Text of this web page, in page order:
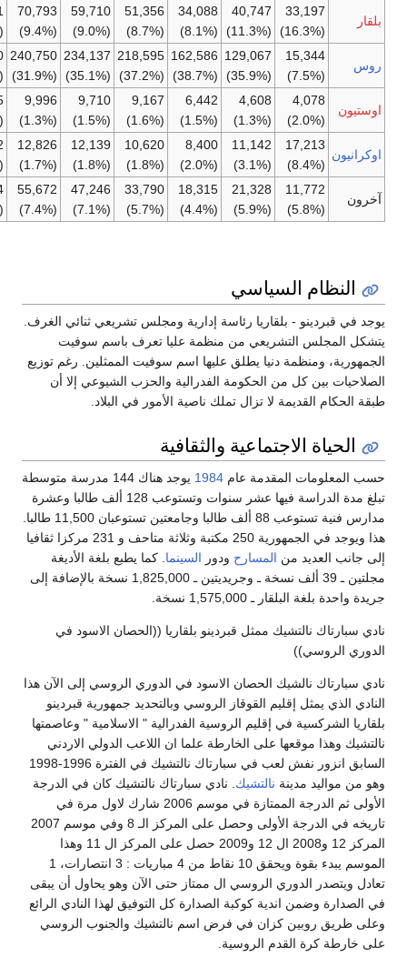
(16.3%)
40,747
(11.3%)
34,088
(8.1%)
51,356
(8.7%)
59,710
(9.0%)
70,793
(9.4%)
104,951
(11.6%)
(7.5%)
129,067
(35.9%)
162,586
(38.7%)
218,595
(37.2%)
234,137
(35.1%)
240,750
(31.9%)
226,620
(25.1%)
(2.0%)
4,608
(1.3%)
6,442
(1.5%)
9,167
(1.6%)
9,710
(1.5%)
9,996
(1.3%)
9,845
(1.1%)
(8.4%)
11,142
(3.1%)
8,400
(2.0%)
10,620
(1.8%)
12,139
(1.8%)
12,826
(1.7%)
7,592
(0.8%)
(5.8%)
21,328
(5.9%)
18,315
(4.4%)
33,790
(5.7%)
47,246
(7.1%)
55,672
(7.4%)
53,784
(6.0%)
النظام السياسي
قبردينو - بلقاريا رئاسة إدارية ومجلس تشريعي ثنائي الغرف.
المجلس التشريعي من منظمة عليا تعرف باسم سوفيت
ومنظمة دنيا يطلق عليها اسم سوفيت الممثلين. رغم توزيع
بين كل من الحكومة الفدرالية والحزب الشيوعي إلا أن
القديمة لا تزال تملك ناصية الأمور في البلاد.
الحياة الاجتماعية والثقافية
المقدمة عام1984
يوجد هناك 144 مدرسة متوسطة
تبلغ مدة الدراسة فيها عشر سنوات وتستوعب 128 ألف طالبا وعشرة
مدارس فنية تستوعب 88 ألف طالبا وجامعتين تستوعبان 11,500 طالبا.
هذا ويوجد في الجمهورية 250 مكتبة وثلاثة متاحف و 231 مركزا ثقافيا
العديد منالمسارح ودورالسينما. كما يطبع بلغة الأديغة
مجلتين ـ 39 ألف نسخة ـ وجريديتين ـ 1,825,000 نسخة بالإضافة إلى
بلغة البلقار ـ 1,575,000 نسخة.
نالتشيك ممثل قبردينو بلقاريا ((الحصان الاسود في
الروسي))
نالشيك الحصان الاسود في الدوري الروسي إلى الآن هذا
الذي يمثل إقليم القوقاز الروسي وبالتحديد جمهورية قبردينو
الشركسية في إقليم الروسية الفدرالية " الاسلامية " وعاصمتها
وهذا موقعها على الخارطة علما ان اللاعب الدولي الاردني
السابق انزور نفش لعب في سبارتاك نالتشيك في الفترة 1996-1998
مواليد مدينةنالتشيك. نادي سبارتاك نالتشيك كان في الدرجة
الأولى ثم الدرجة الممتازة في موسم 2006 شارك لاول مرة في
تاريخه في الدرجة الأولى وحصل على المركز الـ 8 وفي موسم 2007
المركز 12 و2008 ال 12 و2009 حصل على المركز ال 11 وهذا
الموسم يبدء بقوة ويحقق 10 نقاط من 4 مباريات : 3 انتصارات، 1
ويتصدر الدوري الروسي ال ممتاز حتى الآن وهو يحاول أن يبقى
وضمن اندية كوكبة الصدارة كل التوفيق لهذا النادي الرائع
طريق روبين كزان في فرض اسم نالتشيك والجنوب الروسي
كرة القدم الروسية.